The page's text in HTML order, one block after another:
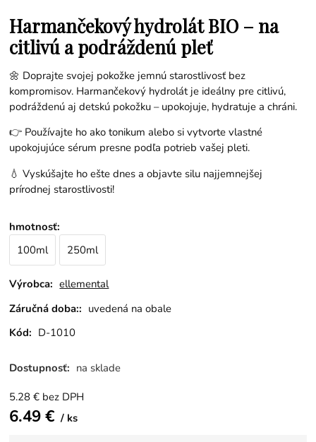
Harmančekový hydrolát BIO – na
citlivú a podráždenú pleť
🌼 Doprajte svojej pokožke jemnú starostlivosť bez
kompromisov. Harmančekový hydrolát je ideálny pre citlivú,
podráždenú aj detskú pokožku – upokojuje, hydratuje a chráni.
👉 Používajte ho ako tonikum alebo si vytvorte vlastné
upokojujúce sérum presne podľa potrieb vašej pleti.
💧 Vyskúšajte ho ešte dnes a objavte silu najjemnejšej
prírodnej starostlivosti!
hmotnosť:
100ml
250ml
Výrobca: ellemental
Záručná doba:: uvedená na obale
Kód: D-1010
Dostupnosť: na sklade
5.28 € bez DPH
6.49€ ks